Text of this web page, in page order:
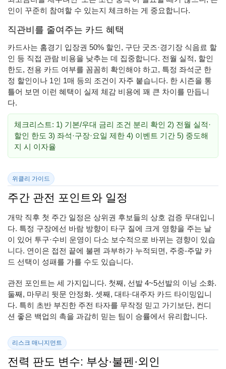
인이 꾸준히 참여할 수 있는지 체크하는 게 중요합니다.
직관비를 줄여주는 카드 혜택
카드사는 홈경기 입장권 50% 할인, 구단 굿즈·경기장 식음료 할
인 등 직접 관람 비용을 낮추는 데 집중합니다. 전월 실적, 할인
한도, 전용 카드 여부를 꼼꼼히 확인해야 하고, 특정 좌석군 한
정 할인이나 1인 1매 등의 조건이 자주 붙습니다. 한 시즌을 통
틀어 보면 이런 혜택이 실제 체감 비용에 꽤 큰 차이를 만듭니
다.
체크리스트: 1) 기본/우대 금리 조건 분리 확인 2) 전월 실적·
할인 한도 3) 좌석·구장·요일 제한 4) 이벤트 기간 5) 중도해
지 시 이자율
위클리 가이드
주간 관전 포인트와 일정
개막 직후 첫 주간 일정은 상위권 후보들의 상호 검증 무대입니
다. 특정 구장에선 바람 방향이 타구 질에 크게 영향을 주는 날
이 있어 투구·수비 운영이 다소 보수적으로 바뀌는 경향이 있습
니다. 연이은 접전 끝에 불펜 과부하가 누적되면, 주중-주말 카
드 선택이 성패를 가를 수도 있습니다.
관전 포인트는 세 가지입니다. 첫째, 선발 4~5선발의 이닝 소화.
둘째, 마무리 뒷문 안정화. 셋째, 대타·대주자 카드 타이밍입니
다. 특히 초반 부진한 주전 타자를 무작정 믿고 가기보단, 컨디
션 좋은 백업의 촉을 과감히 믿는 팀이 승률에서 유리합니다.
리스크 매니지먼트
전력 판도 변수: 부상·불펜·외인